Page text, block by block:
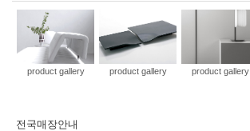
product gallery product gallery product gallery
전국매장안내